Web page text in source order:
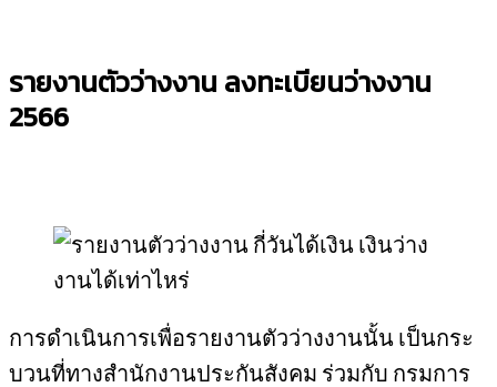
รายงานตัวว่างงาน ลงทะเบียนว่างงาน
2566
การดำเนินการเพื่อรายงานตัวว่างงานนั้น เป็นกระ
บวนที่ทางสำนักงานประกันสังคม ร่วมกับ กรมการ